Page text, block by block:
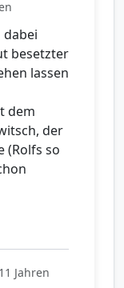
besetzter
lassen
dem
der
(Rolfs so
Jahren